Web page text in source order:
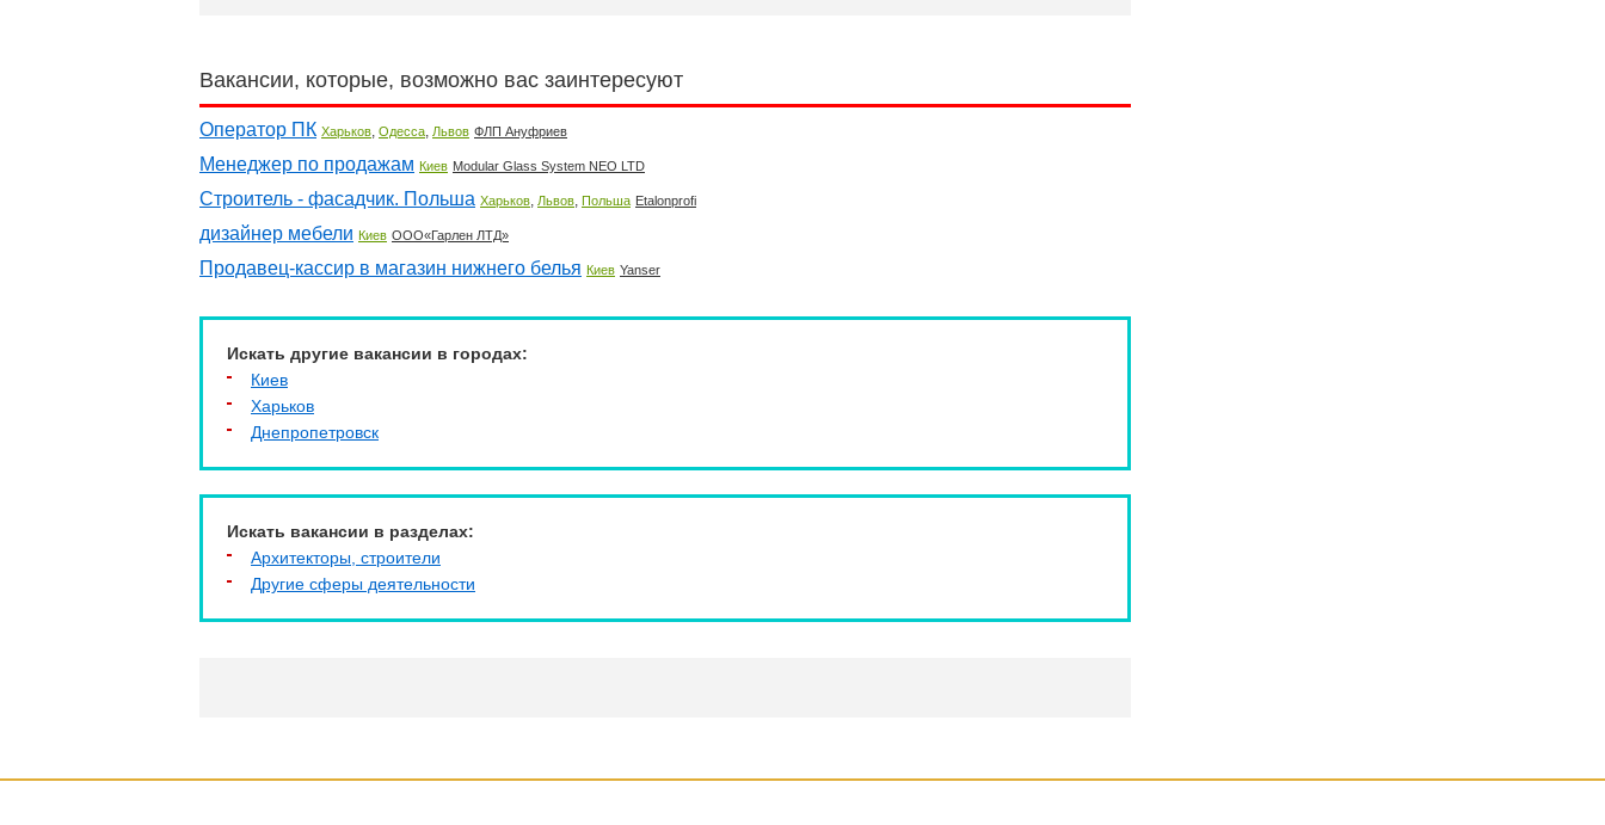
Вакансии, которые, возможно вас заинтересуют
Оператор ПК Харьков, Одесса, Львов ФЛП Ануфриев
Менеджер по продажам Киев Modular Glass System NEO LTD
Строитель - фасадчик. Польша Харьков, Львов, Польша Etalonprofi
дизайнер мебели Киев ООО«Гарлен ЛТД»
Продавец-кассир в магазин нижнего белья Киев Yanser
Искать другие вакансии в городах:
Киев
Харьков
Днепропетровск
Искать вакансии в разделах:
Архитекторы, строители
Другие сферы деятельности